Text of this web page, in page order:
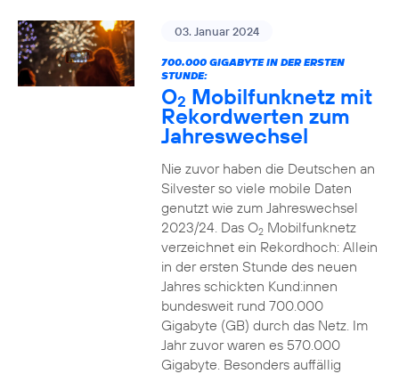
03. Januar 2024
700.000 GIGABYTE IN DER ERSTEN
STUNDE:
O2 Mobilfunknetz mit
Rekordwerten zum
Jahreswechsel
Nie zuvor haben die Deutschen an
Silvester so viele mobile Daten
genutzt wie zum Jahreswechsel
2023/24. Das O2Mobilfunknetz
verzeichnet ein Rekordhoch: Allein
in der ersten Stunde des neuen
Jahres schickten Kund:innen
bundesweit rund 700.000
Gigabyte (GB) durch das Netz. Im
Jahr zuvor waren es 570.000
Gigabyte. Besonders auffällig